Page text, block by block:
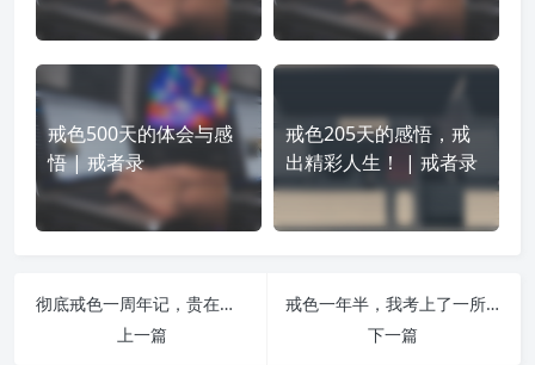
戒色500天的体会与感
悟 | 戒者录
戒色205天的感悟，戒
出精彩人生！ | 戒者录
彻底戒色一周年记，贵在恒久力行！ | 戒者录
上一篇
戒色一年半，我考上了一所211 | 戒者录
下一篇